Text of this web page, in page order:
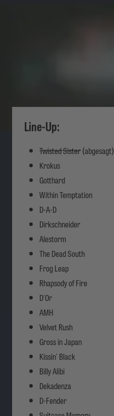
Line-Up:
Twisted Sister(abgesagt)
Krokus
Gotthard
Within Temptation
D-A-D
Dirkschneider
Alestorm
The Dead South
Frog Leap
Rhapsody of Fire
D'Or
AMH
Velvet Rush
Gross in Japan
Kissin' Black
Billy Alibi
Dekadenza
D-Fender